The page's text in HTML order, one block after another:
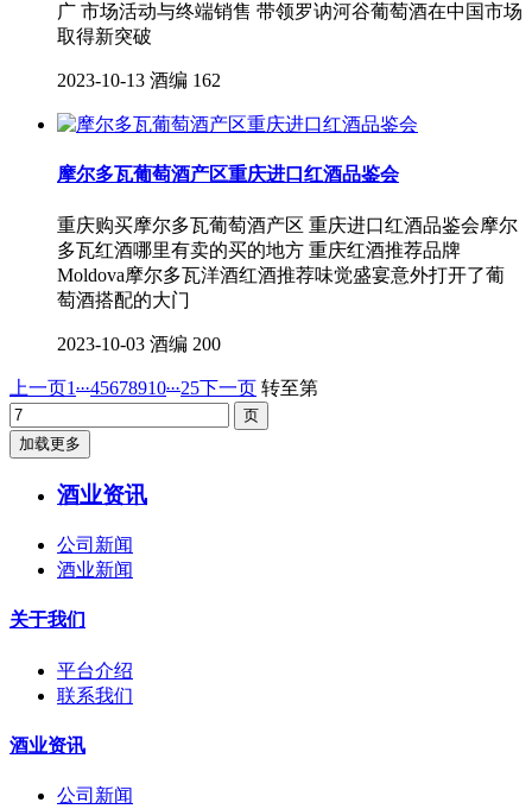
广 市场活动与终端销售 带领罗讷河谷葡萄酒在中国市场
取得新突破
2023-10-13 酒编 162
摩尔多瓦葡萄酒产区重庆进口红酒品鉴会
重庆购买摩尔多瓦葡萄酒产区 重庆进口红酒品鉴会摩尔
多瓦红酒哪里有卖的买的地方 重庆红酒推荐品牌
Moldova摩尔多瓦洋酒红酒推荐味觉盛宴意外打开了葡
萄酒搭配的大门
2023-10-03 酒编 200
上一页1...45678910...25下一页 转至第
加载更多
酒业资讯
公司新闻
酒业新闻
关于我们
平台介绍
联系我们
酒业资讯
公司新闻